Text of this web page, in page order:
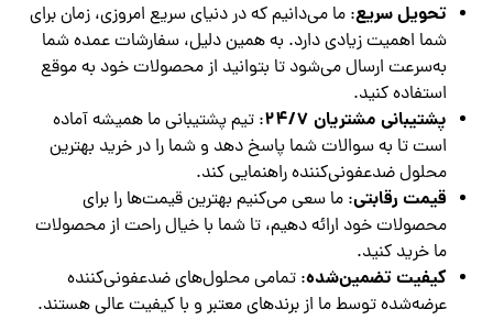
تحویل سریع: ما می‌دانیم که در دنیای سریع امروزی، زمان برای
شما اهمیت زیادی دارد. به همین دلیل، سفارشات عمده شما
به‌سرعت ارسال می‌شود تا بتوانید از محصولات خود به موقع
استفاده کنید.
پشتیبانی مشتریان 24/7
: تیم پشتیبانی ما همیشه آماده
است تا به سوالات شما پاسخ دهد و شما را در خرید بهترین
محلول ضدعفونی‌کننده راهنمایی کند.
قیمت رقابتی: ما سعی می‌کنیم بهترین قیمت‌ها را برای
محصولات خود ارائه دهیم، تا شما با خیال راحت از محصولات
ما خرید کنید.
کیفیت تضمین‌شده: تمامی محلول‌های ضدعفونی‌کننده
عرضه‌شده توسط ما از برندهای معتبر و با کیفیت عالی هستند.